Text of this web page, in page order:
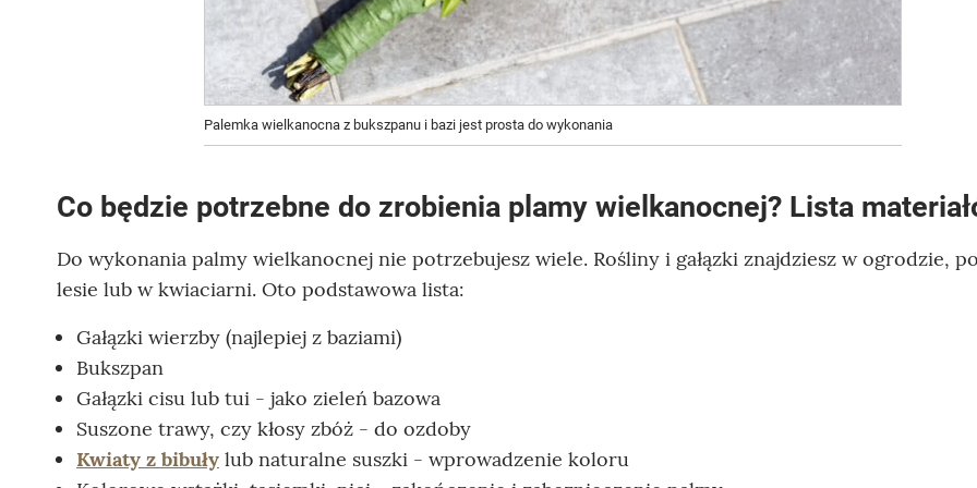
Palemka wielkanocna z bukszpanu i bazi jest prosta do wykonania
Co będzie potrzebne do zrobienia plamy wielkanocnej? Lista
Do wykonania palmy wielkanocnej nie potrzebujesz wiele. Rośliny i gałązki znajdziesz w ogrodzie,
lesie lub w kwiaciarni. Oto podstawowa lista:
Gałązki wierzby (najlepiej z baziami)
Bukszpan
Gałązki cisu lub tui - jako zieleń bazowa
Suszone trawy, czy kłosy zbóż - do ozdoby
Kwiaty z bibuły lub naturalne suszki - wprowadzenie koloru